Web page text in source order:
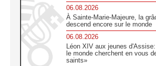
06.08.2026
À Sainte-Marie-Majeure, la
descend encore sur le monde
06.08.2026
Léon XIV aux jeunes
le monde cherchent en vous
saints»